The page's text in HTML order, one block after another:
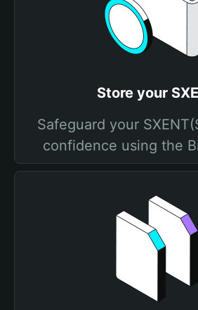
Store your
Safeguard your
confidence using the